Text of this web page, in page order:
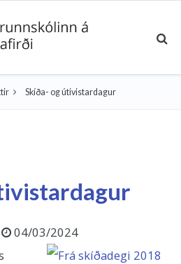
Skíða- og útivistardagur
04/03/2024